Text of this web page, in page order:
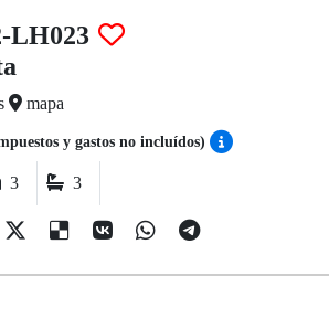
LH023
mapa
y gastos no incluídos)
3 3